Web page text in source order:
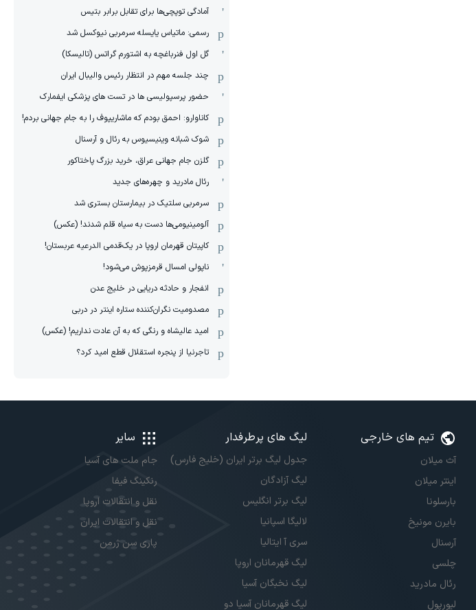
آمادگی توپچی‌ها برای تقابل برابر بتیس
رسمی: ماتیاس یایسله سرمربی نیوکسل شد
گل اول فنرباغچه به اشتورم گراتس (تالیسکا)
چند جلسه مهم در انتظار رئیس والیبال ایران
حضور پرسپولیسی ها در تست های پزشکی ایفمارک
کاناوارو: احمق بودم که ماشاریپوف را به جام جهانی بردم!
شوک شبانه وینیسیوس به رئال و آرسنال
گلزن جام جهانی عراق، خرید بزرگ پاختاکور
رئال مادرید و چهره‌های جدید
سرمربی سلتیک در بیمارستان بستری شد
آلومینیومی‌ها دست به سیاه قلم شدند! (عکس)
کاپیتان قهرمان اروپا در یک‌قدمی الدرعیه عربستان!
ناپولی امسال قرمزپوش می‌شود!
انفجار و حادثه دریایی در خلیج عدن
مصدومیت نگران‌کننده ستاره اینتر در دربی
امید عالیشاه و رنگی که به آن عادت نداریم! (عکس)
تاجرنیا از پنجره استقلال قطع امید کرد؟
تیم های خارجی
آث میلان
اینتر میلان
بارسلونا
بایرن مونیخ
آرسنال
چلسی
رئال مادرید
لیورپول
لیگ های پرطرفدار
جدول لیگ برتر ایران (خلیج فارس)
لیگ آزادگان
لیگ برتر انگلیس
لالیگا اسپانیا
سری آ ایتالیا
لیگ قهرمانان اروپا
لیگ نخبگان آسیا
لیگ قهرمانان آسیا دو
سایر
جام ملت های آسیا
رنکینگ فیفا
نقل و انتقالات اروپا
نقل و انتقالات ایران
پاری سن ژرمن